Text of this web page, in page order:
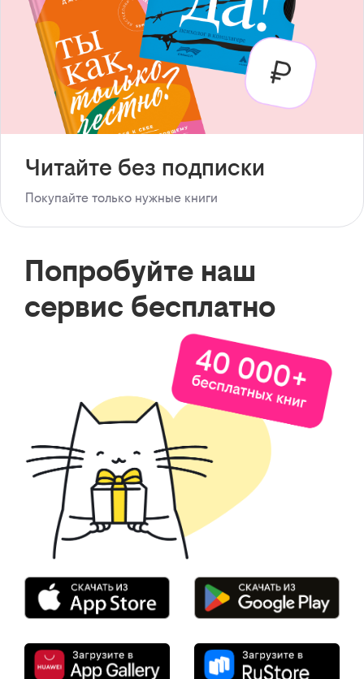
Читайте без подписки
Покупайте только нужные книги
Попробуйте наш
сервис бесплатно